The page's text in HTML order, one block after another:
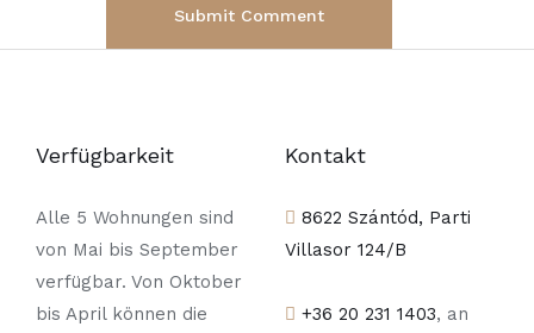
Verfügbarkeit
Alle 5 Wohnungen sind
von Mai bis September
verfügbar. Von Oktober
bis April können die
Kontakt
8622 Szántód, Parti
Villasor 124/B
+36 20 231 1403, an